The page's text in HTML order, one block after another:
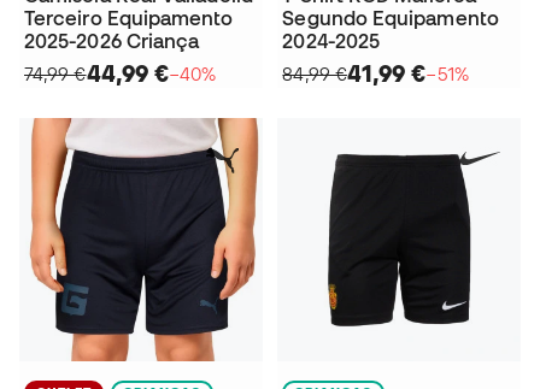
Terceiro Equipamento
2025-2026 Criança
74,99 €44,99 €−40%
Segundo Equipamento
2024-2025
84,99 €41,99 €−51%